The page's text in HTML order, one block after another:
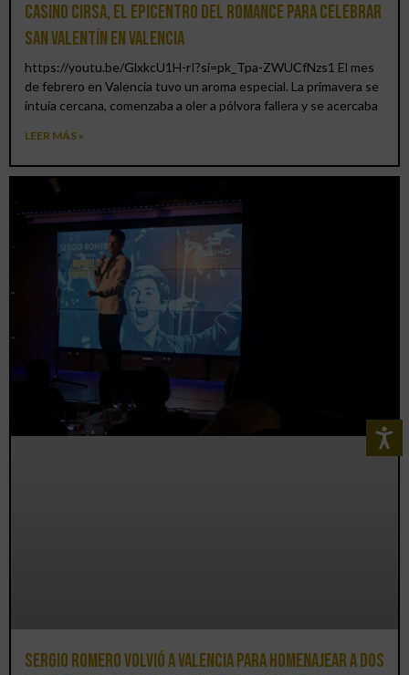
Casino CIRSA, el epicentro del romance para celebrar
San Valentín en Valencia
https://youtu.be/GlxkcU1H-rI?si=pk_Tpa-ZWUCfNzs1 El mes
de febrero en Valencia tuvo un aroma especial. La primavera se
intuía cercana, comenzaba a oler a pólvora fallera y se acercaba
LEER MÁS »
Sergio Romero volvió a Valencia para homenajear a dos